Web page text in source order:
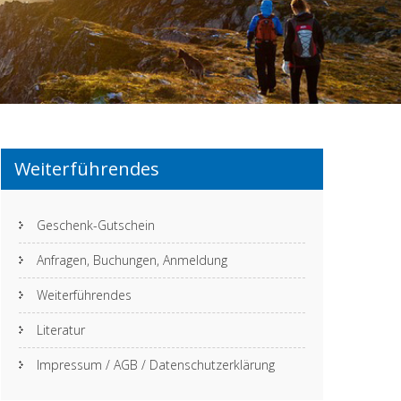
Weiterführendes
Geschenk-Gutschein
Anfragen, Buchungen, Anmeldung
Weiterführendes
Literatur
Impressum / AGB / Datenschutzerklärung